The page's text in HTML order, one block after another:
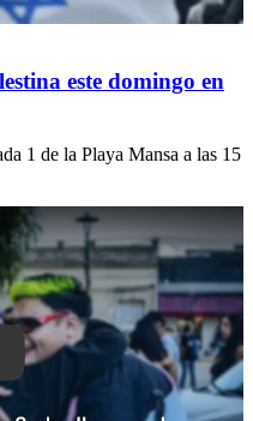
este domingo en
1 de la Playa Mansa a las 15
Marcha de la Diversidad en